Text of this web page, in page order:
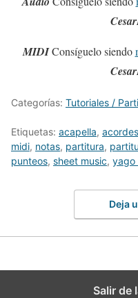
MIDI Consíguelo siendo
Categorías: Tutoriales /
Etiquetas: acapella, acordes
midi, notas, partitura,
punteos, sheet music, yago
Deja
Salir de